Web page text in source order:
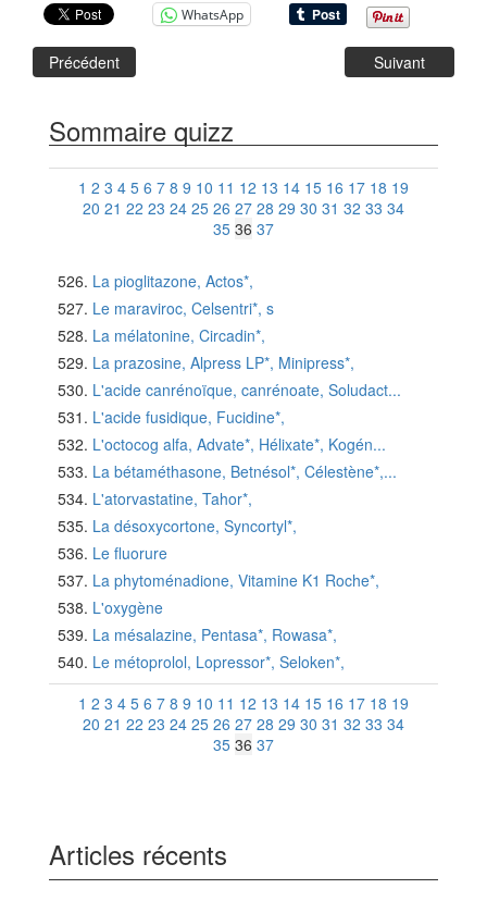
WhatsApp
Précédent Suivant
Sommaire quizz
1 2 3 4 5 6 7 8 9 10 11 12 13 14 15 16 17 18 19
20 21 22 23 24 25 26 27 28 29 30 31 32 33 34
35 36 37
La pioglitazone, Actos*,
Le maraviroc, Celsentri*, s
La mélatonine, Circadin*,
La prazosine, Alpress LP*, Minipress*,
L'acide canrénoïque, canrénoate, Soludact...
L'acide fusidique, Fucidine*,
L'octocog alfa, Advate*, Hélixate*, Kogén...
La bétaméthasone, Betnésol*, Célestène*,...
L'atorvastatine, Tahor*,
La désoxycortone, Syncortyl*,
Le fluorure
La phytoménadione, Vitamine K1 Roche*,
L'oxygène
La mésalazine, Pentasa*, Rowasa*,
Le métoprolol, Lopressor*, Seloken*,
1 2 3 4 5 6 7 8 9 10 11 12 13 14 15 16 17 18 19
20 21 22 23 24 25 26 27 28 29 30 31 32 33 34
35 36 37
Articles récents